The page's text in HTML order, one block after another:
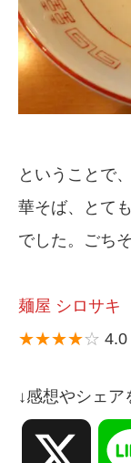
ということで
華そば、とて
でした。ごち
麺屋 シロサキ
★★★★☆ 4.0
↓感想やシェア